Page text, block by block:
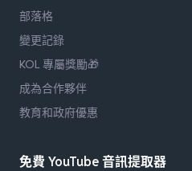
部落格
變更記錄
KOL 專屬獎勵🎁
成為合作夥伴
教育和政府優惠
免費 YouTube 音訊提取器